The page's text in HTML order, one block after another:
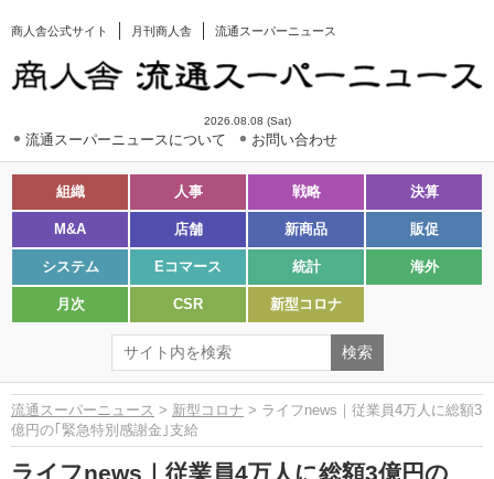
商人舎公式サイト 月刊商人舎 流通スーパーニュース
2026.08.08 (Sat)
流通スーパーニュースについて お問い合わせ
組織 人事 戦略 決算
M&A 店舗 新商品 販促
システム Eコマース 統計 海外
月次 CSR 新型コロナ
流通スーパーニュース > 新型コロナ > ライフnews｜従業員4万人に総額3
億円の｢緊急特別感謝金｣支給
ライフnews｜従業員4万人に総額3億円の